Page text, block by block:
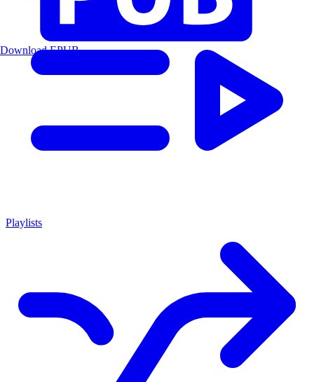
Playlists
Download EPUB